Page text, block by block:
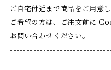
ご自宅付近まで商品をご用意し
ご希望の方は、ご注文前に
お問い合わせください。